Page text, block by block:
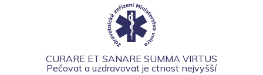
CURARE ET SANARE SUMMA VIRTUS
Pečovat a uzdravovat je ctnost nejvyšší